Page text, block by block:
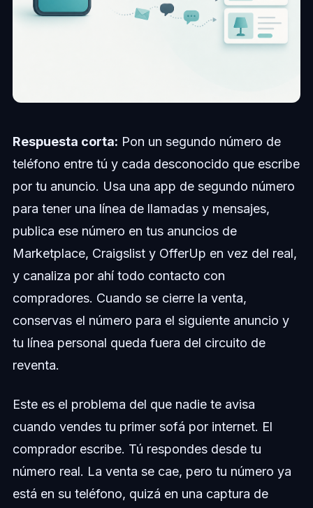
Respuesta corta: Pon un segundo número de
teléfono entre tú y cada desconocido que escribe
por tu anuncio. Usa una app de segundo número
para tener una línea de llamadas y mensajes,
publica ese número en tus anuncios de
Marketplace, Craigslist y OfferUp en vez del real,
y canaliza por ahí todo contacto con
compradores. Cuando se cierre la venta,
conservas el número para el siguiente anuncio y
tu línea personal queda fuera del circuito de
reventa.
Este es el problema del que nadie te avisa
cuando vendes tu primer sofá por internet. El
comprador escribe. Tú respondes desde tu
número real. La venta se cae, pero tu número ya
está en su teléfono, quizá en una captura de